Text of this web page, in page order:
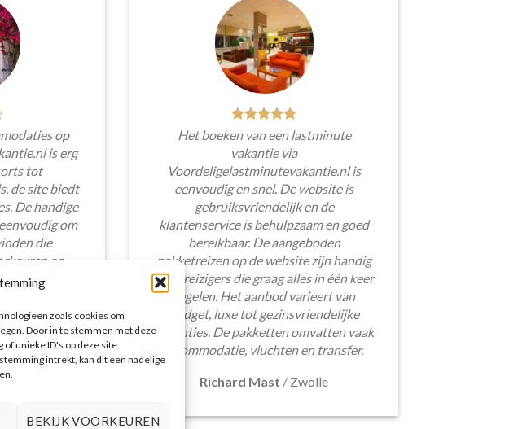
zoals cookies om
Door in te stemmen met deze
unieke ID's op deze site
intrekt, kan dit een nadelige
BEKIJK VOORKEUREN
op
is erg
tot
de site biedt
De handige
om
die
en
Het boeken van een lastminute
vakantie via
Voordeligelastminutevakantie.nl is
eenvoudig en snel. De website is
gebruiksvriendelijk en de
klantenservice is behulpzaam en goed
bereikbaar. De aangeboden
pakketreizen op de website zijn handig
voor reizigers die graag alles in één keer
regelen. Het aanbod varieert van
budget, luxe tot gezinsvriendelijke
vakanties. De pakketten omvatten vaak
accommodatie, vluchten en transfer.
Richard Mast / Zwolle